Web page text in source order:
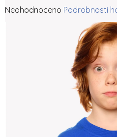
Průměrné hodnocení produktu
Neohodnoceno Podrobnosti